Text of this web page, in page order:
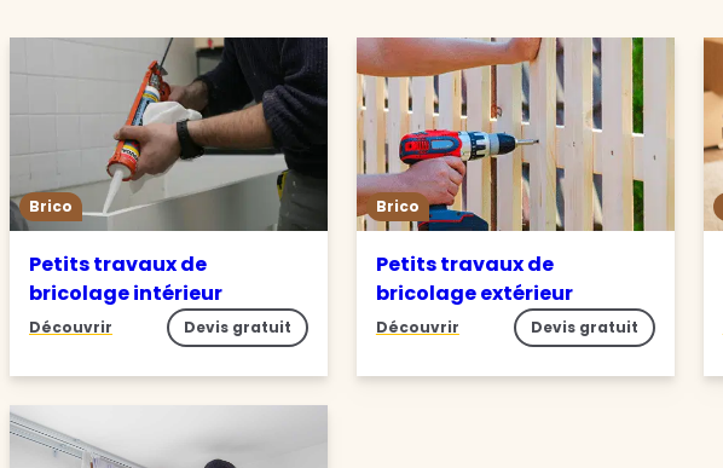
Brico
Petits travaux de
bricolage intérieur
Découvrir Devis gratuit
Brico
Petits travaux de
bricolage extérieur
Découvrir Devis gratuit